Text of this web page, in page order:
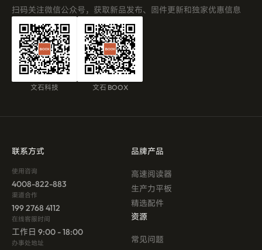
扫码关注微信公众号，获取新品发布、固件更新和独家优惠信息
文石科技 文石 BOOX
联系方式
使用咨询
4008-822-883
渠道合作
199 2768 4112
在线客服时间
工作日 9:00 - 18:00
办事处地址
品牌产品
高速阅读器
生产力平板
精选配件
资源
常见问题